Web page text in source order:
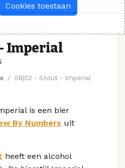
Imperial
08|02 - Stout - Imperial
is een bier
By Numbers uit
heeft een alcohol
Cookies toestaan